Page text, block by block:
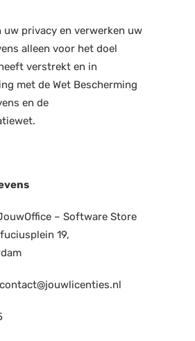
uw privacy en verwerken uw
alleen voor het doel
verstrekt en in
met de Wet Bescherming
en de
– Software Store
19,